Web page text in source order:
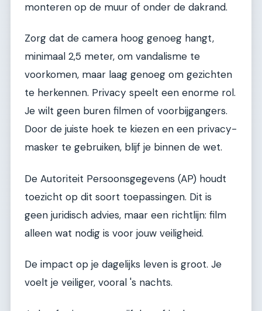
monteren op de muur of onder de dakrand.
Zorg dat de camera hoog genoeg hangt,
minimaal 2,5 meter, om vandalisme te
voorkomen, maar laag genoeg om gezichten
te herkennen. Privacy speelt een enorme rol.
Je wilt geen buren filmen of voorbijgangers.
Door de juiste hoek te kiezen en een privacy-
masker te gebruiken, blijf je binnen de wet.
De Autoriteit Persoonsgegevens (AP) houdt
toezicht op dit soort toepassingen. Dit is
geen juridisch advies, maar een richtlijn: film
alleen wat nodig is voor jouw veiligheid.
De impact op je dagelijks leven is groot. Je
voelt je veiliger, vooral 's nachts.